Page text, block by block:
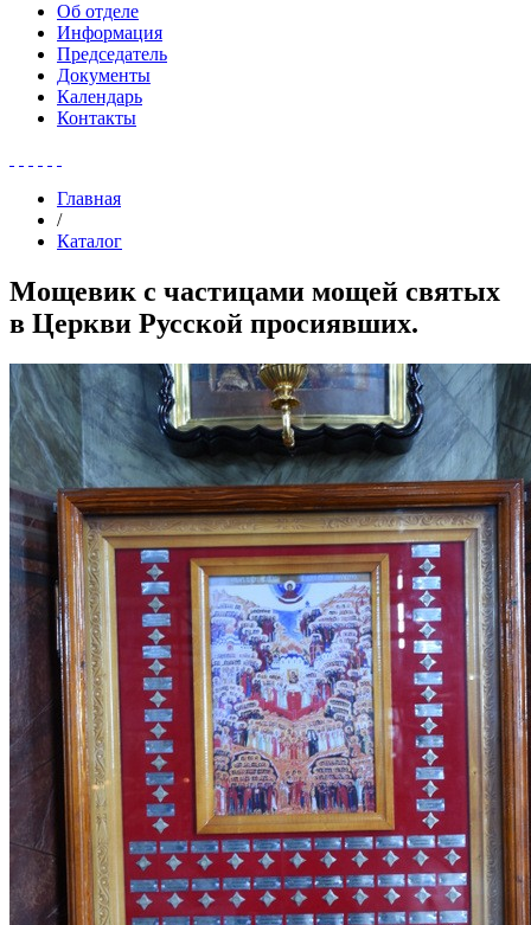
Об отделе
Информация
Председатель
Документы
Календарь
Контакты
Главная
/
Каталог
Мощевик с частицами мощей святых
в Церкви Русской просиявших.